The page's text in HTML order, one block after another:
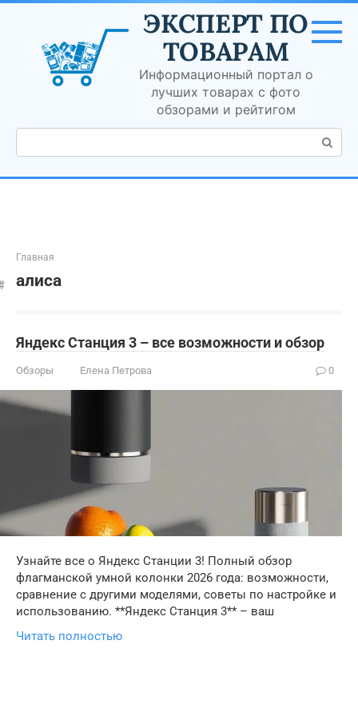
Перейти
контенту
ЭКСПЕРТ ПО
ТОВАРАМ
Информационный портал о
лучших товарах с фото
обзорами и рейтигом
Поиск:
Главная
алиса
Яндекс Станция 3 – все возможности и обзор
Обзоры Елена Петрова 0
Узнайте все о Яндекс Станции 3! Полный обзор
флагманской умной колонки 2026 года: возможности,
сравнение с другими моделями, советы по настройке и
использованию. **Яндекс Станция 3** – ваш
Читать полностью